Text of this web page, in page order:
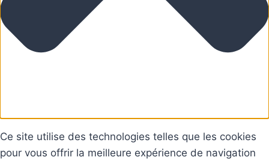
Ce site utilise des technologies telles que les cookies
pour vous offrir la meilleure expérience de navigation